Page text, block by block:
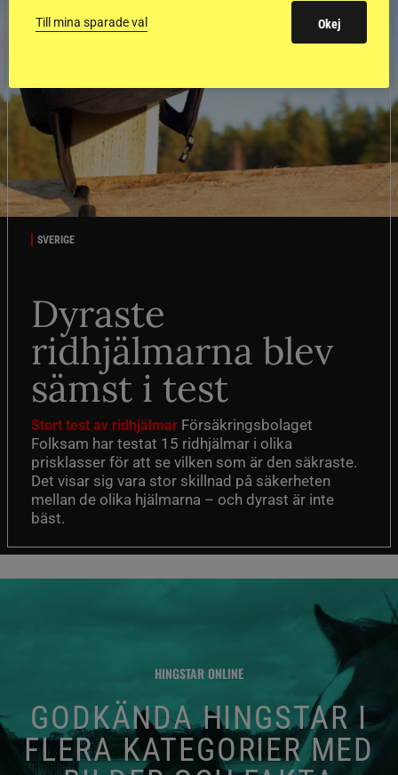
SVERIGE
Dyraste
ridhjälmarna blev
sämst i test
Stort test av ridhjälmar Försäkringsbolaget
Folksam har testat 15 ridhjälmar i olika
prisklasser för att se vilken som är den säkraste.
Det visar sig vara stor skillnad på säkerheten
mellan de olika hjälmarna – och dyrast är inte
bäst.
HINGSTAR ONLINE
GODKÄNDA HINGSTAR I
FLERA KATEGORIER MED
Till mina sparade val Okej